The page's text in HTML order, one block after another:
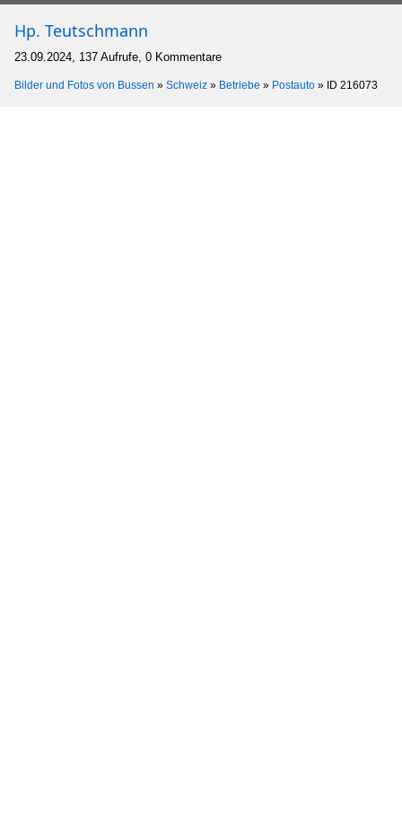
Hp. Teutschmann
23.09.2024, 137 Aufrufe, 0 Kommentare
Bilder und Fotos von Bussen » Schweiz » Betriebe » Postauto » ID 216073